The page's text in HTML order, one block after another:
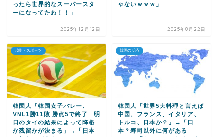
ったら世界的なスーパースタ
ーになってたわ！！」
2025年12月12日
ゃないｗｗｗ」
2025年8月22日
芸能・スポーツ
韓国人「韓国女子バレー、
VNL1勝11敗 勝点5で終了 明
日のタイの結果によって降格
か残留かが決まる」→「日本
韓国の反応
韓国人「世界5大料理と言えば
中国、フランス、イタリア、
トルコ、日本か？」→「日
本？寿司以外に何がある